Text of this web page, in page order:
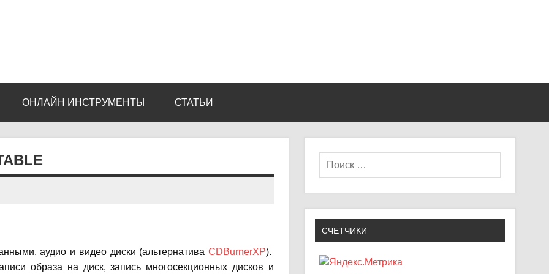
ОНЛАЙН ИНСТРУМЕНТЫ СТАТЬИ
аудио и видео диски (альтернативаCDBurnerXP).
образа на диск, запись многосекционных дисков и
СЧЕТЧИКИ